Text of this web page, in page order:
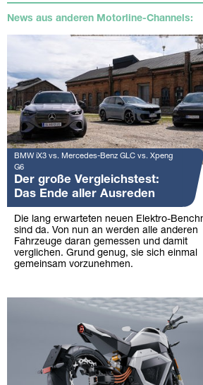
News aus anderen Motorline-Channels:
BMW iX3 vs. Mercedes-Benz GLC vs. Xpeng
G6
Der große Vergleichstest:
Das Ende aller Ausreden
Die lang erwarteten neuen Elektro-
sind da. Von nun an werden alle anderen
Fahrzeuge daran gemessen und damit
verglichen. Grund genug, sie sich einmal
gemeinsam vorzunehmen.